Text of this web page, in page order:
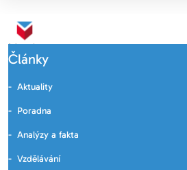
Články
Aktuality
Poradna
Analýzy a fakta
Vzdělávání